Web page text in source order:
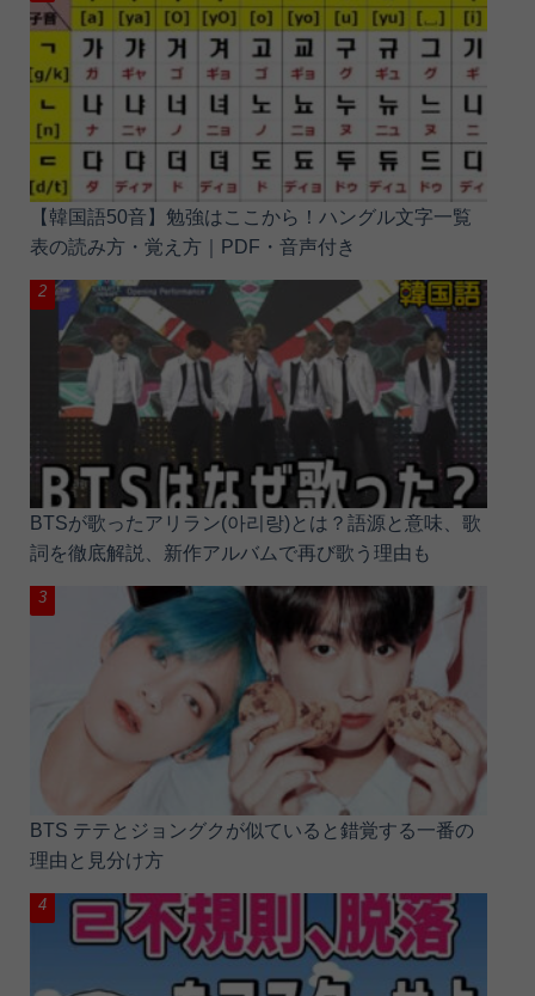
【韓国語50音】勉強はここから！ハングル文字一覧
表の読み方・覚え方｜PDF・音声付き
BTSが歌ったアリラン(아리랑)とは？語源と意味、歌
詞を徹底解説、新作アルバムで再び歌う理由も
BTS テテとジョングクが似ていると錯覚する一番の
理由と見分け方